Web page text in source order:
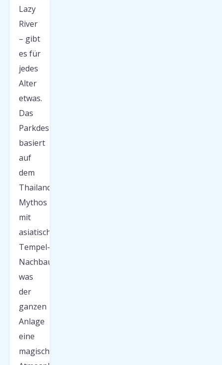
Lazy
River
– gibt
es für
jedes
Alter
etwas.
Das
Parkdesign
basiert
auf
dem
Thailand-
Mythos
mit
asiatischen
Tempel-
Nachbauten,
was
der
ganzen
Anlage
eine
magische